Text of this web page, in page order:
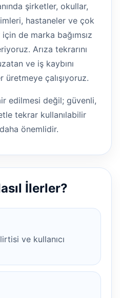
şirketler, okullar,
hastaneler ve çok
de marka bağımsız
Arıza tekrarını
ve iş kaybını
çalışıyoruz.
edilmesi değil; güvenli,
tekrar kullanılabilir
önemlidir.
İlerler?
ve kullanıcı